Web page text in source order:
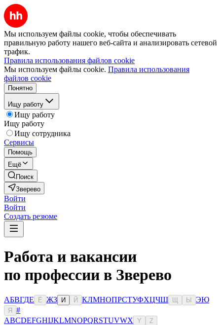
Мы используем файлы cookie, чтобы обеспечивать
правильную работу нашего веб-сайта и анализировать сетевой
трафик.
Правила использования файлов cookie
Мы используем файлы cookie. Правила использования
файлов cookie
Понятно
Ищу работу
Ищу работу
Ищу работу
Ищу сотрудника
Сервисы
Помощь
Ещё
Поиск
Зверево
Войти
Войти
Создать резюме
Работа и вакансии
по профессии в Зверево
АБВГДЕ Ё ЖЗ И Й КЛМНОПРСТУФХЦЧШ Ы ЭЮ
Я
#
ABCDEFGHIJKLMNOPQRSTUVWX Y Z